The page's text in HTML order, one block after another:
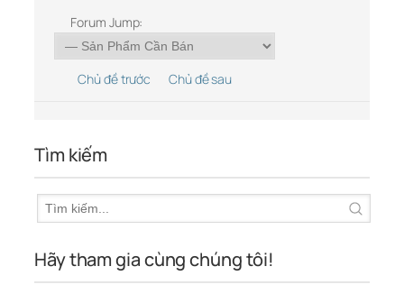
Forum Jump:
Chủ đề trước Chủ đề sau
Tìm kiếm
Hãy tham gia cùng chúng tôi!